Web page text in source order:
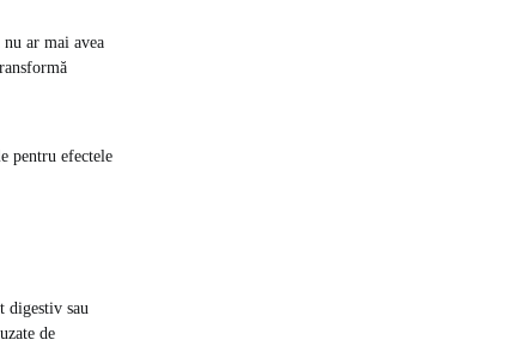
ar mai avea
pentru efectele
digestiv sau
de